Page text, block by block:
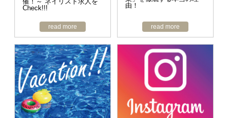
Check!!!
read more
由！
read more